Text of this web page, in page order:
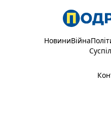
НовиниВійна